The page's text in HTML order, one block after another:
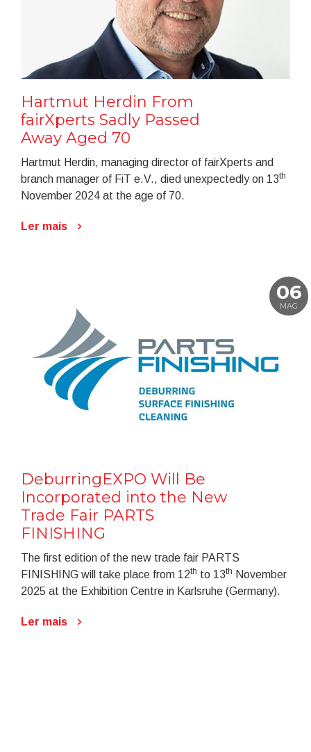
Hartmut Herdin From
fairXperts Sadly Passed
Away Aged 70
Hartmut Herdin, managing director of fairXperts and
branch manager of FiT e.V., died unexpectedly on 13th
November 2024 at the age of 70.
Ler mais
06
MAG
DeburringEXPO Will Be
Incorporated into the New
Trade Fair PARTS
FINISHING
The first edition of the new trade fair PARTS
FINISHING will take place from 12th to 13th November
2025 at the Exhibition Centre in Karlsruhe (Germany).
Ler mais